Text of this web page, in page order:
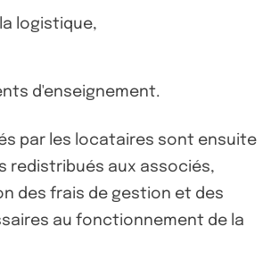
logistique,
d'enseignement.
par les locataires sont ensuite
redistribués aux associés,
des frais de gestion et des
au fonctionnement de la